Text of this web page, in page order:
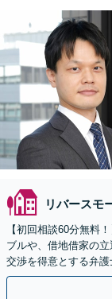
リバースモ
【初回相談60分無料
ブルや、借地借家の
交渉を得意とする弁
3分】